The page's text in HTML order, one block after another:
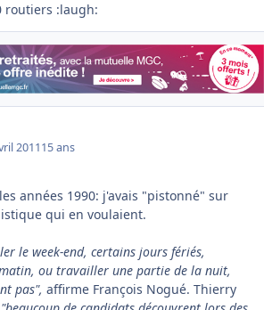
routiers :laugh:
201115 ans
années 1990: j'avais "pistonné" sur
qui en voulaient.
le week-end, certains jours fériés,
ou travailler une partie de la nuit,
pas", affirme François Nogué. Thierry